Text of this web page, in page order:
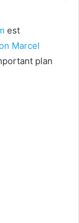
est
Marcel
plan